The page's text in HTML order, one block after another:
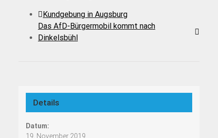
Kundgebung in Augsburg
Das AfD-Bürgermobil kommt nach
Dinkelsbühl
Details
Datum:
19. November 2019